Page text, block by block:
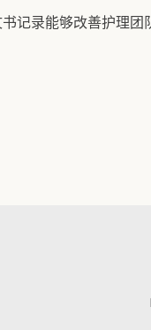
记录能够改善护理团